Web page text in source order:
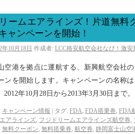
ームエアラインズ！片道無料
ャンペーンを開始！
年10月18日 作成者: LCC格安航空会社なび！激
空港を拠点に運航する、新興航空会社
ンを開始します。キャンペーンの名称
2012年10月28日から2013年3月30日まで。
キャンペーン情報 タグ: FDA, FDA搭乗券, FDA
アラインズ, フジドリームエアラインズ航空券,
無料クーポン, 無料搭乗券, 航空券, 静岡富士山空